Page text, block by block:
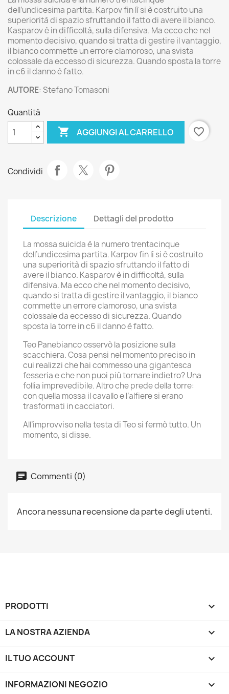
dell’undicesima partita. Karpov fin lì si è costruito una
superiorità di spazio sfruttando il fatto di avere il bianco.
Kasparov è in difficoltà, sulla difensiva. Ma ecco che nel
momento decisivo, quando si tratta di gestire il vantaggio,
il bianco commette un errore clamoroso, una svista
colossale da eccesso di sicurezza. Quando sposta la torre
in c6 il danno è fatto.
AUTORE: Stefano Tomasoni
Quantità
 AGGIUNGI AL CARRELLO favorite_border
Condividi
Descrizione Dettagli del prodotto
La mossa suicida è la numero trentacinque
dell’undicesima partita. Karpov fin lì si è costruito
una superiorità di spazio sfruttando il fatto di
avere il bianco. Kasparov è in difficoltà, sulla
difensiva. Ma ecco che nel momento decisivo,
quando si tratta di gestire il vantaggio, il bianco
commette un errore clamoroso, una svista
colossale da eccesso di sicurezza. Quando
sposta la torre in c6 il danno è fatto.
Teo Panebianco osservò la posizione sulla
scacchiera. Cosa pensi nel momento preciso in
cui realizzi che hai commesso una gigantesca
fesseria e che non puoi più tornare indietro? Una
follia imprevedibile. Altro che prede della torre:
con quella mossa il cavallo e l’alfiere si erano
trasformati in cacciatori.
All’improvviso nella testa di Teo si fermò tutto. Un
momento, si disse.
Commenti (0)
Ancora nessuna recensione da parte degli utenti.
PRODOTTI 
LA NOSTRA AZIENDA 
IL TUO ACCOUNT 
INFORMAZIONI NEGOZIO keyboard_arrow_down